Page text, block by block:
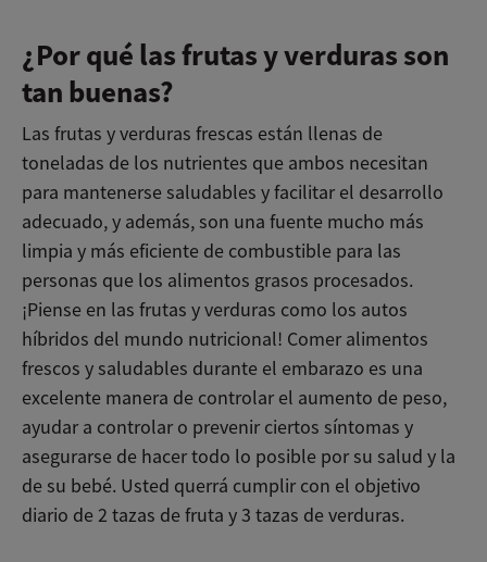
¿Por qué las frutas y verduras son
tan buenas?
Las frutas y verduras frescas están llenas de
toneladas de los nutrientes que ambos necesitan
para mantenerse saludables y facilitar el desarrollo
adecuado, y además, son una fuente mucho más
limpia y más eficiente de combustible para las
personas que los alimentos grasos procesados.
¡Piense en las frutas y verduras como los autos
híbridos del mundo nutricional! Comer alimentos
frescos y saludables durante el embarazo es una
excelente manera de controlar el aumento de peso,
ayudar a controlar o prevenir ciertos síntomas y
asegurarse de hacer todo lo posible por su salud y la
de su bebé. Usted querrá cumplir con el objetivo
diario de 2 tazas de fruta y 3 tazas de verduras.